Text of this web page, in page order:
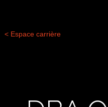
< Espace carrière